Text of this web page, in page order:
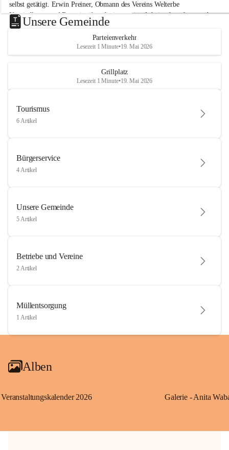
selbst getätigt. Erwin Preiner, Obmann des Vereins Welterbe
Neusiedlersee und Bgm. ist über die innovative Arbeit sehr erfreut und
hofft auf baldige praktische Anwendung der Forschungsergebnisse.
Gerade in Zeiten des Klimawandels ist jede technologische Innovation
wichtig!
Unsere Gemeinde
Parteienverkehr
Lesezeit 1 Minute•19. Mai 2026
Grillplatz
Lesezeit 1 Minute•19. Mai 2026
Tourismus
6 Artikel
Bürgerservice
4 Artikel
Unsere Gemeinde
5 Artikel
Betriebe und Vereine
2 Artikel
Müllentsorgung
1 Artikel
Alben
Veranstaltungskalender 2026 Galerie - Anita